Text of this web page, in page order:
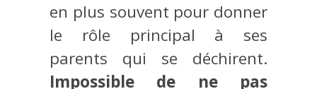
en plus souvent pour donner
le rôle principal à ses
parents qui se déchirent.
Impossible de ne pas